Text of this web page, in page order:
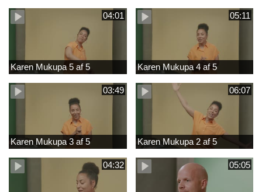
04:01
Karen Mukupa 5 af 5
05:11
Karen Mukupa 4 af 5
03:49
Karen Mukupa 3 af 5
06:07
Karen Mukupa 2 af 5
04:32 05:05